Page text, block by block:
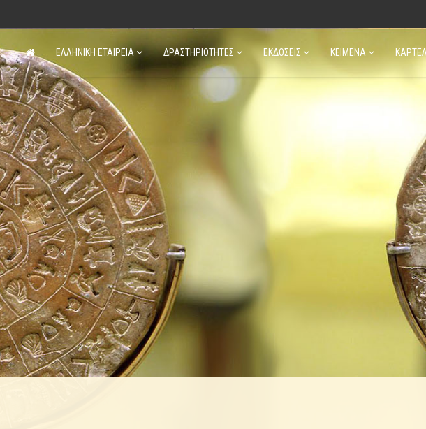
ΕΛΛΗΝΙΚΗ ΕΤΑΙΡΕΙΑ ΔΡΑΣΤΗΡΙΟΤΗΤΕΣ ΕΚΔΟΣΕΙΣ ΚΕΙΜΕΝΑ